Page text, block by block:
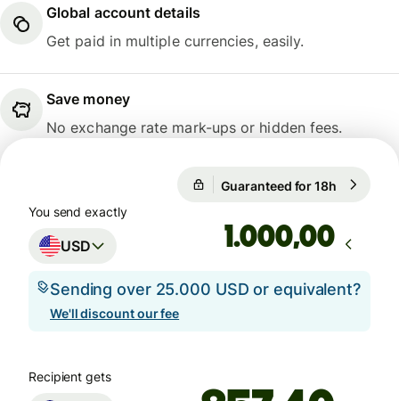
Global account details
Get paid in multiple currencies, easily.
Save money
No exchange rate mark-ups or hidden fees.
Guaranteed for 18h
You send exactly
USD ,00
Sending over 25.000 USD or equivalent?
We'll discount our fee
Recipient gets